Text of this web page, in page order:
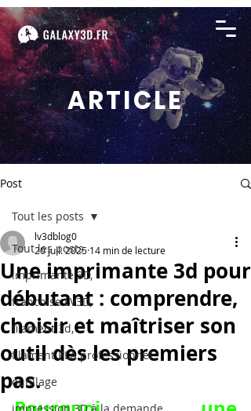
ARTICLE
Post
Tout les posts
imprimante 3D,
franchise LV3D,
filament 3d,
filament PLA professionnel
outillage
Tout les posts
Une imprimante 3d pour
débutant : comprendre,
choisir et maîtriser son
outil dès les premiers
pas.
lv3dblog0
20 juil. 2025 14 min de lecture